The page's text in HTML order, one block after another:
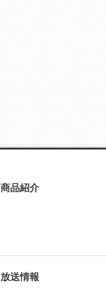
商品紹介
放送情報